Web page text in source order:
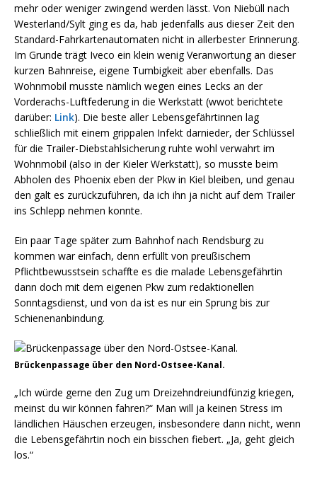
mehr oder weniger zwingend werden lässt. Von Niebüll nach
Westerland/Sylt ging es da, hab jedenfalls aus dieser Zeit den
Standard-Fahrkartenautomaten nicht in allerbester Erinnerung.
Im Grunde trägt Iveco ein klein wenig Veranwortung an dieser
kurzen Bahnreise, eigene Tumbigkeit aber ebenfalls. Das
Wohnmobil musste nämlich wegen eines Lecks an der
Vorderachs-Luftfederung in die Werkstatt (wwot berichtete
darüber: Link). Die beste aller Lebensgefährtinnen lag
schließlich mit einem grippalen Infekt darnieder, der Schlüssel
für die Trailer-Diebstahlsicherung ruhte wohl verwahrt im
Wohnmobil (also in der Kieler Werkstatt), so musste beim
Abholen des Phoenix eben der Pkw in Kiel bleiben, und genau
den galt es zurückzuführen, da ich ihn ja nicht auf dem Trailer
ins Schlepp nehmen konnte.
Ein paar Tage später zum Bahnhof nach Rendsburg zu
kommen war einfach, denn erfüllt von preußischem
Pflichtbewusstsein schaffte es die malade Lebensgefährtin
dann doch mit dem eigenen Pkw zum redaktionellen
Sonntagsdienst, und von da ist es nur ein Sprung bis zur
Schienenanbindung.
Brückenpassage über den Nord-Ostsee-Kanal.
„Ich würde gerne den Zug um Dreizehndreiundfünzig kriegen,
meinst du wir können fahren?“ Man will ja keinen Stress im
ländlichen Häuschen erzeugen, insbesondere dann nicht, wenn
die Lebensgefährtin noch ein bisschen fiebert. „Ja, geht gleich
los.“